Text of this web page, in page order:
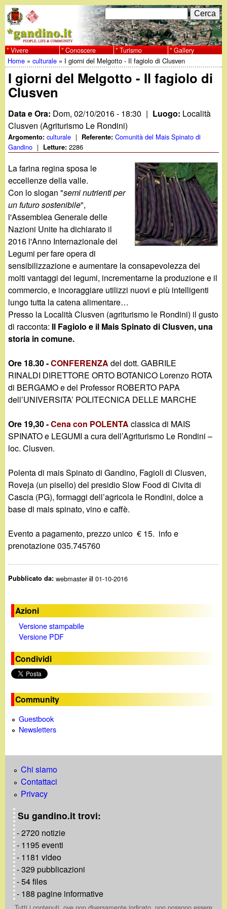
al
contenuto
principale
w
w
w
.
g
a
n
d
i
n
o
.
t
F
o
r
m
i
r
e
r
c
a
C
e
r
c
a
Vivere Conoscere Turismo Gallery
Tu
sei
qui
Home »culturale » I giorni del Melgotto - Il fagiolo di Clusven
I giorni del Melgotto - Il fagiolo di
Clusven
Data e Ora: Dom, 02/10/2016 - 18:30 | Luogo: Località
Clusven (Agriturismo Le Rondini)
Argomento:culturale | Referente:Comunità del Mais Spinato di
Gandino | Letture:2286
La farina regina sposa le
eccellenze della valle.
Con lo slogan "semi nutrienti per
un futuro sostenibile",
l'Assemblea Generale delle
Nazioni Unite ha dichiarato il
2016 l'Anno Internazionale dei
Legumi per fare opera di
sensibilizzazione e aumentare la consapevolezza dei
molti vantaggi dei legumi, incrementarne la produzione e il
commercio, e incoraggiare utilizzi nuovi e più intelligenti
lungo tutta la catena alimentare…
Presso la Località Clusven (agriturismo le Rondini) il gusto
di racconta: Il Fagiolo e il Mais Spinato di Clusven, una
storia in comune.
Ore 18.30 -CONFERENZAdel dott. GABRILE
RINALDI DIRETTORE ORTO BOTANICO Lorenzo ROTA
di BERGAMO e del Professor ROBERTO PAPA
dell’UNIVERSITA’ POLITECNICA DELLE MARCHE
Ore 19,30 -Cena con POLENTA classica di MAIS
SPINATO e LEGUMI a cura dell’Agriturismo Le Rondini –
loc. Clusven.
Polenta di mais Spinato di Gandino, Fagioli di Clusven,
Roveja (un pisello) del presidio Slow Food di Civita di
Cascia (PG), formaggi dell’agricola le Rondini, dolce a
base di mais spinato, vino e caffè.
Evento a pagamento, prezzo unico € 15. info e
prenotazione 035.745760
Pubblicato da:webmasteril 01-10-2016
Azioni
Versione stampabile
Versione PDF
Condividi
Community
Guestbook
Newsletters
Chi siamo
Contattaci
Privacy
Su gandino.it trovi:
- 2720 notizie
- 1195 eventi
- 1181 video
- 329 pubblicazioni
- 54 files
- 188 pagine informative
Tutti i contenuti, ove non diversamente indicato, non possono essere